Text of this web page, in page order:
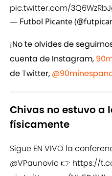
pic.twitter.com/
— Futbol Picante
¡No te olvides de
cuenta de Instagram,
de Twitter,
Chivas no estuvo a
físicamente
Sigue EN VIVO la
@VPaunovic 👉 https://